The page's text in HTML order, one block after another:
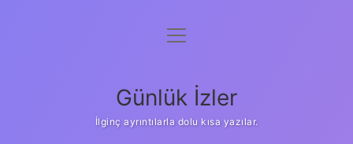
Anasayfa
Yasal Uyarı
menüyü
Günlük İzler
İlginç ayrıntılarla dolu kısa yazılar.